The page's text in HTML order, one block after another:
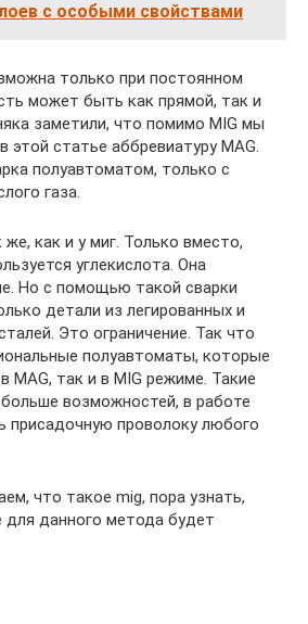
с особыми свойствами
только при постоянном
может быть как прямой, так и
заметили, что помимо MIG мы
этой статье аббревиатуру MAG.
полуавтоматом, только с
газа.
же, как и у миг. Только вместо,
углекислота. Она
Но с помощью такой сварки
детали из легированных и
Это ограничение. Так что
полуавтоматы, которые
MAG, так и в MIG режиме. Такие
возможностей, в работе
присадочную проволоку любого
что такое mig, пора узнать,
для данного метода будет